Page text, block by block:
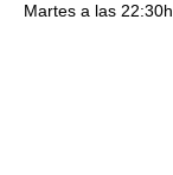
Martes a las 22:30h.